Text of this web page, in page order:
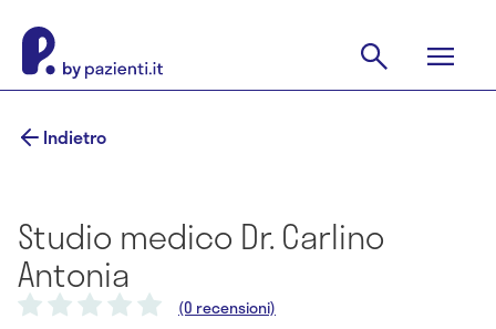
Indietro
Studio medico Dr. Carlino
Antonia
(0 recensioni)